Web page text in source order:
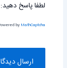
لطفا پاسخ دهید:
by MathCaptcha